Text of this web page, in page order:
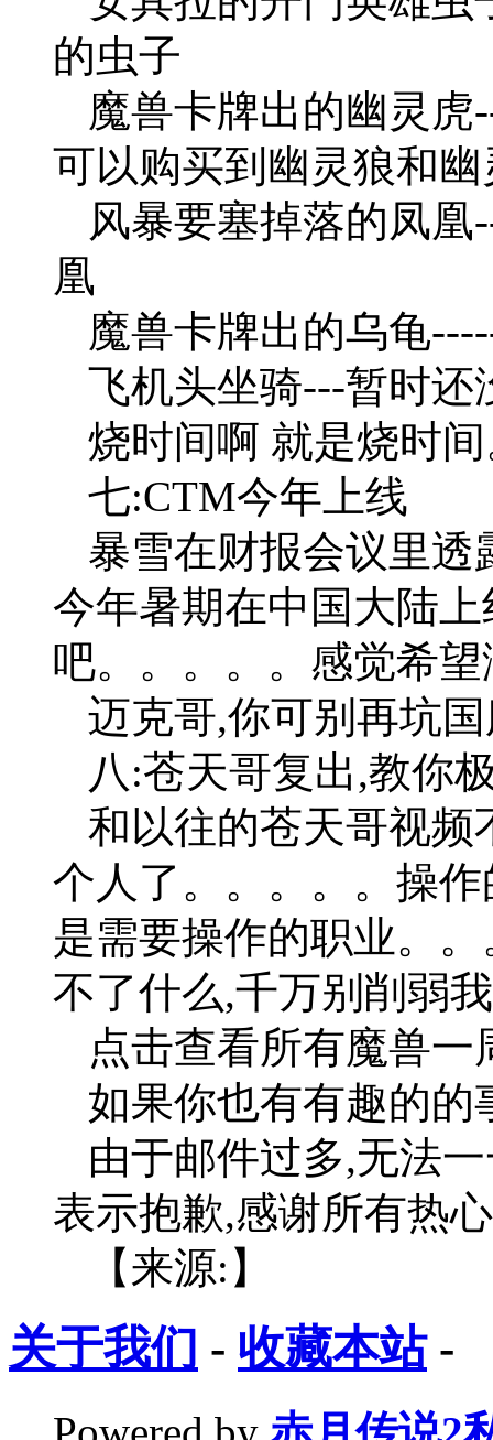
的虫子
魔兽卡牌出的幽灵
可以购买到幽灵狼和幽
风暴要塞掉落的凤
凰
魔兽卡牌出的乌龟
飞机头坐骑---暂时还
烧时间啊 就是烧时
七:CTM今年上线
暴雪在财报会议里
今年暑期在中国大陆
吧。。。。。感觉希
迈克哥,你可别再坑
八:苍天哥复出,教你
和以往的苍天哥视频
个人了。。。。。操
是需要操作的职业。
不了什么,千万别削弱
点击查看所有魔兽一
如果你也有有趣的的
由于邮件过多,无法
表示抱歉,感谢所有热
【来源:】
关于我们 - 收藏本站-